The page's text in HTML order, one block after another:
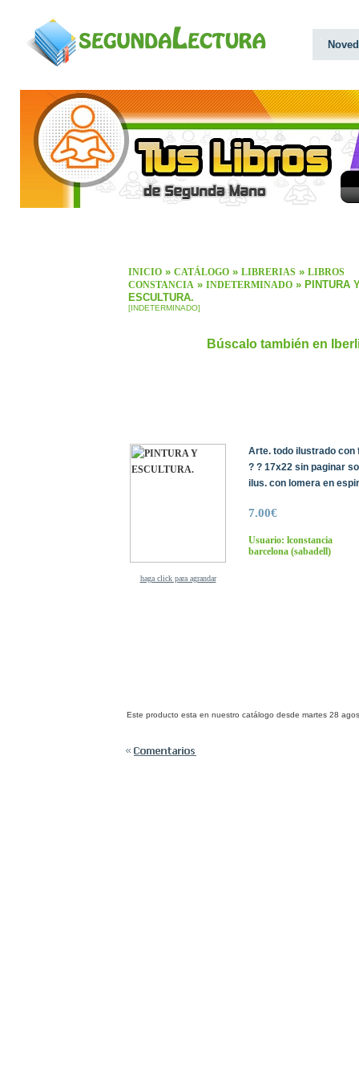
INICIO » CATÁLOGO » LIBRERIAS » LIBROS
CONSTANCIA » INDETERMINADO » PINTURA
ESCULTURA.
[INDETERMINADO]
Búscalo también en
haga click para agrandar
Arte. todo ilustrado con
? ? 17x22 sin paginar
ilus. con lomera en
7.00€
Usuario: lconstancia
barcelona (sabadell)
Este producto esta en nuestro catálogo desde martes 28